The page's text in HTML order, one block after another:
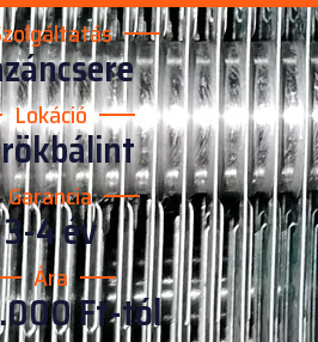
Lokáció
Garancia
3-4 év
Ára
Ft-tól